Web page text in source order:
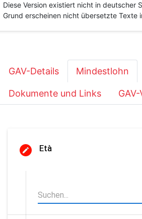
Diese Version existiert nicht in deutscher
Grund erscheinen nicht übersetzte Texte
GAV-Details Mindestlohn
Dokumente und Links
Età